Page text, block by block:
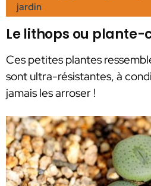
jardin
Le lithops ou plante-
Ces petites plantes
sont ultra-résistantes, à
jamais les arroser !